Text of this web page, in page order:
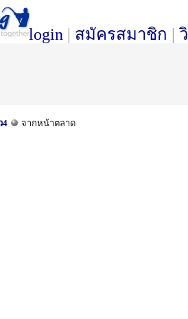
login | สมัครสมาชิก |
4 จากหน้าตลาด